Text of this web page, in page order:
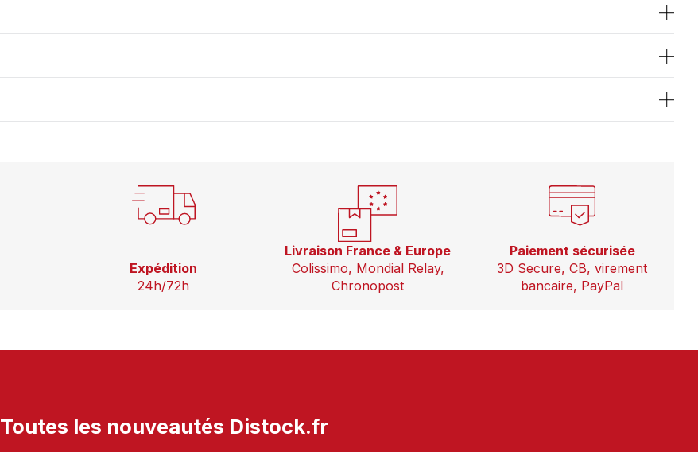
Expédition
24h/72h
Livraison France & Europe
Colissimo, Mondial Relay,
Chronopost
Paiement sécurisée
3D Secure, CB, virement
bancaire, PayPal
Toutes les nouveautés Distock.fr